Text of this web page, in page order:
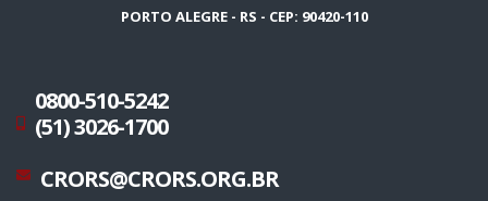
PORTO ALEGRE - RS - CEP: 90420-110
0800-510-5242
(51) 3026-1700
CRORS@CRORS.ORG.BR